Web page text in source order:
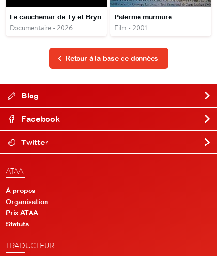
Le cauchemar de Ty et Bryn
Documentaire • 2026
Palerme murmure
Film • 2001
Retour à la base de données
Blog
Facebook
Twitter
ATAA
À propos
Organisation
Prix ATAA
Statuts
TRADUCTEUR